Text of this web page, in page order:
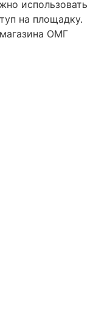
использовать
на площадку.
ОМГ